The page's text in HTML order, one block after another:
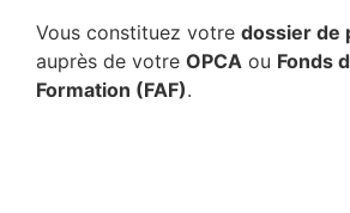
Vous constituez votre dossier de
auprès de votre OPCA ou Fonds
Formation (FAF).